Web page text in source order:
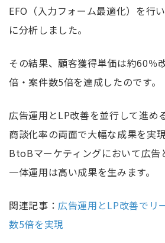
EFO（入力フォーム最適化）を行
に分析しました。
その結果、顧客獲得単価は約60％
倍・案件数5倍を達成したのです。
広告運用とLP改善を並行して進め
商談化率の両面で大幅な成果を実
BtoBマーケティングにおいて広告
一体運用は高い成果を生みます。
関連記事：広告運用とLP改善でリ
数5倍を実現